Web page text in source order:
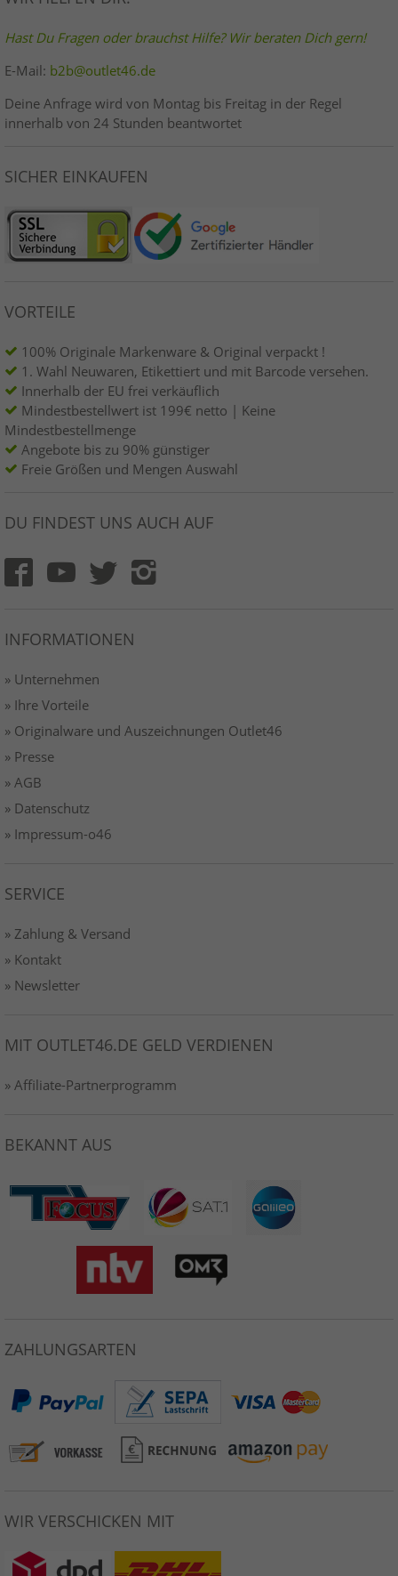
Hast Du Fragen oder brauchst Hilfe? Wir beraten Dich gern!
E-Mail: b2b@outlet46.de
Deine Anfrage wird von Montag bis Freitag in der Regel
innerhalb von 24 Stunden beantwortet
SICHER EINKAUFEN
VORTEILE
100% Originale Markenware & Original verpackt !
1. Wahl Neuwaren, Etikettiert und mit Barcode versehen.
Innerhalb der EU frei verkäuflich
Mindestbestellwert ist 199€ netto | Keine
Mindestbestellmenge
Angebote bis zu 90% günstiger
Freie Größen und Mengen Auswahl
DU FINDEST UNS AUCH AUF
INFORMATIONEN
» Unternehmen
» Ihre Vorteile
» Originalware und Auszeichnungen Outlet46
» Presse
» AGB
» Datenschutz
» Impressum-o46
SERVICE
» Zahlung & Versand
» Kontakt
» Newsletter
MIT OUTLET46.DE GELD VERDIENEN
» Affiliate-Partnerprogramm
BEKANNT AUS
ZAHLUNGSARTEN
WIR VERSCHICKEN MIT